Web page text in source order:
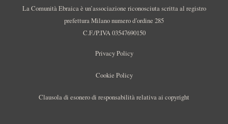
La Comunità Ebraica è un’associazione riconosciuta scritta al registro
prefettura Milano numero d’ordine 285
C.F./P.IVA 03547690150
Privacy Policy
Cookie Policy
Clausola di esonero di responsabilità relativa ai copyright